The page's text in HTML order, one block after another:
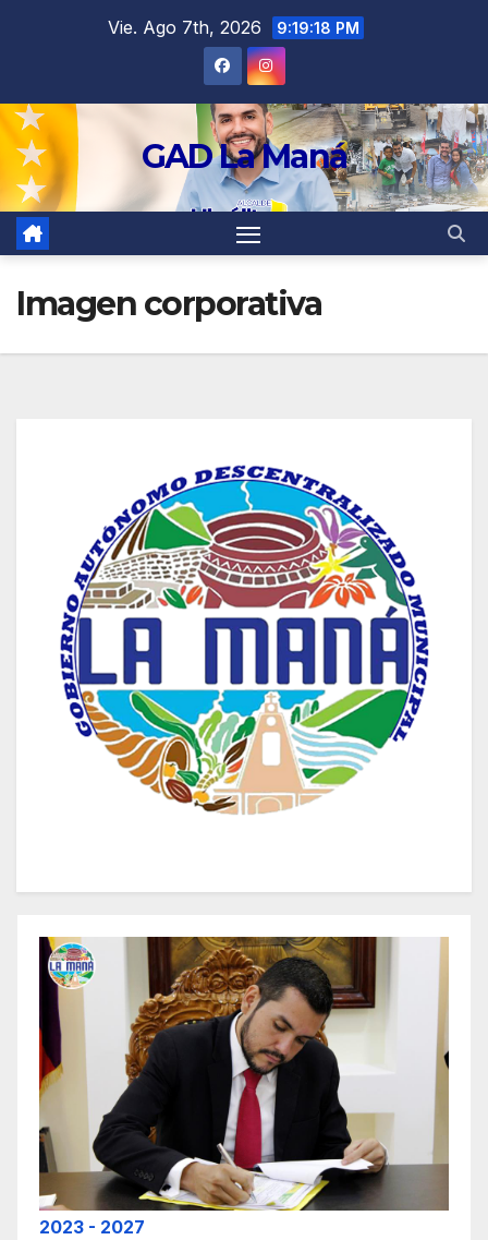
Vie. Ago 7th, 2026 9:19:19 PM
GAD La Maná
Imagen corporativa
2023 - 2027